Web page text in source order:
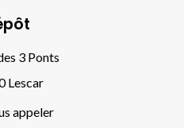
3 Ponts
Lescar
appeler